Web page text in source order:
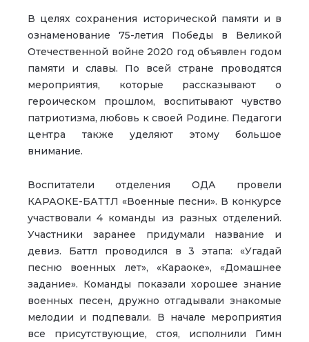
В целях сохранения исторической памяти и в
ознаменование 75-летия Победы в Великой
Отечественной войне 2020 год объявлен годом
памяти и славы. По всей стране проводятся
мероприятия, которые рассказывают о
героическом прошлом, воспитывают чувство
патриотизма, любовь к своей Родине. Педагоги
центра также уделяют этому большое
внимание.
Воспитатели отделения ОДА провели
КАРАОКЕ-БАТТЛ «Военные песни». В конкурсе
участвовали 4 команды из разных отделений.
Участники заранее придумали название и
девиз. Баттл проводился в 3 этапа: «Угадай
песню военных лет», «Караоке», «Домашнее
задание». Команды показали хорошее знание
военных песен, дружно отгадывали знакомые
мелодии и подпевали. В начале мероприятия
все присутствующие, стоя, исполнили Гимн